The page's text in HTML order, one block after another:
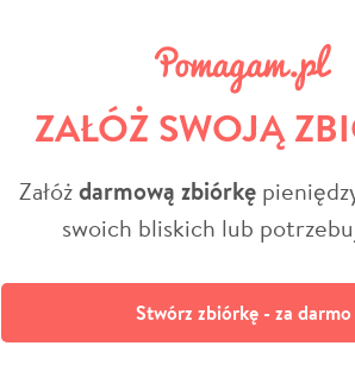
ZAŁÓŻ SWOJĄ
Załóżdarmową zbiórkę
swoich bliskich lub
Stwórz zbiórkę - za darmo